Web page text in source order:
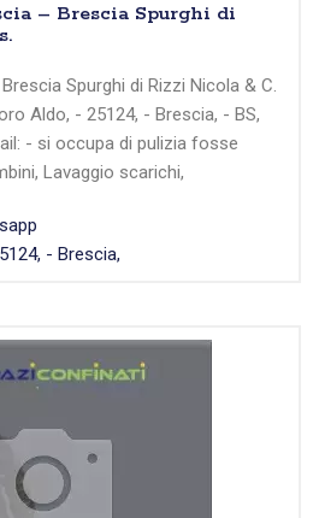
– Brescia Spurghi di
Spurghi di Rizzi Nicola & C.
Aldo, - 25124, - Brescia, - BS,
- si occupa di pulizia fosse
Lavaggio scarichi,
- Brescia,